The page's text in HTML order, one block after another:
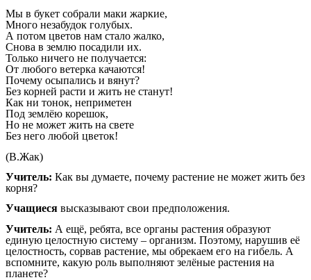
Мы в букет собрали маки жаркие,
Много незабудок голубых.
А потом цветов нам стало жалко,
Снова в землю посадили их.
Только ничего не получается:
От любого ветерка качаются!
Почему осыпались и вянут?
Без корней расти и жить не станут!
Как ни тонок, неприметен
Под землёю корешок,
Но не может жить на свете
Без него любой цветок!
(В.Жак)
Учитель: Как вы думаете, почему растение не может жить без
корня?
Учащиеся высказывают свои предположения.
Учитель: А ещё, ребята, все органы растения образуют
единую целостную систему – организм. Поэтому, нарушив её
целостность, сорвав растение, мы обрекаем его на гибель. А
вспомните, какую роль выполняют зелёные растения на
планете?